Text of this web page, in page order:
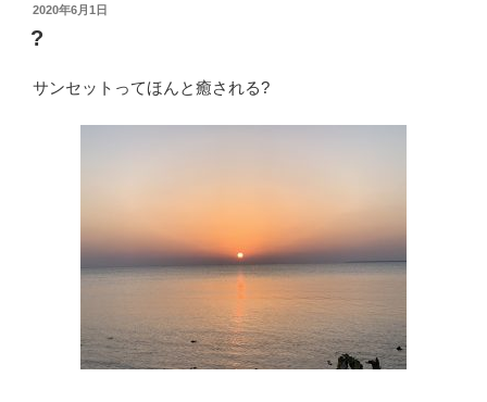
投
稿
日:
2020年6月1日
?
サンセットってほんと癒される?